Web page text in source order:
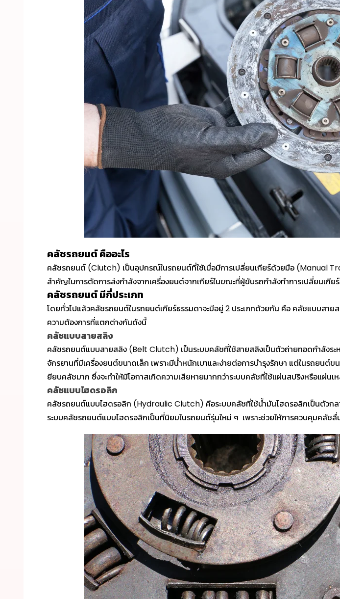
คลัชรถยนต์ คืออะไร
คลัชรถยนต์ (Clutch) เป็นอุปกรณ์ในรถยนต์ที่ใช้เมื่อมีการเปลี่ยนเกียร์ด้วยมือ (Manual
สำคัญในการตัดการส่งกำลังจากเครื่องยนต์จากเกียร์ในขณะที่ผู้ขับรถกำลังทำการเปลี่ยนเกี
คลัชรถยนต์ มีกี่ประเภท
โดยทั่วไปแล้วคลัชรถยนต์ในรถยนต์เกียร์ธรรมดาจะมีอยู่ 2 ประเภทด้วยกัน คือ คลัชแบบสาย
ความต้องการที่แตกต่างกันดังนี้
คลัชแบบสายสลิง
คลัชรถยนต์แบบสายสลิง (Belt Clutch) เป็นระบบคลัชที่ใช้สายสลิงเป็นตัวถ่ายทอดกำลังร
จักรยานที่มีเครื่องยนต์ขนาดเล็ก เพราะมีน้ำหนักเบาและง่ายต่อการบำรุงรักษา แต่ในรถยน
ยียบคลัชมาก ซึ่งจะทำให้มีโอกาสเกิดความเสียหายมากกว่าระบบคลัชที่ใช้แผ่นสปริงหรือแผ่นเ
คลัชแบบไฮดรอลิก
คลัชรถยนต์แบบไฮดรอลิก (Hydraulic Clutch) คือระบบคลัชที่ใช้น้ำมันไฮดรอลิกเป็นตัวกล
ระบบคลัชรถยนต์แบบไฮดรอลิกเป็นที่นิยมในรถยนต์รุ่นใหม่ ๆ เพราะช่วยให้การควบคุมคลัช